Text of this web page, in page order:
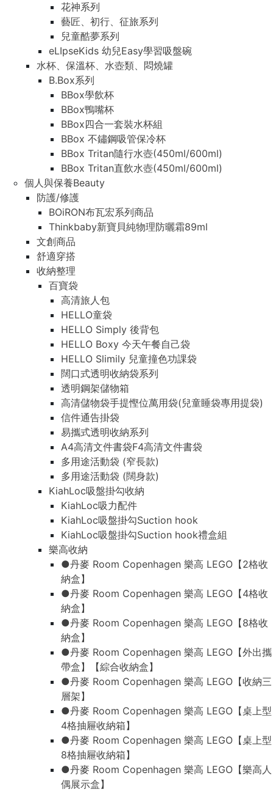
花神系列
藝匠、初行、征旅系列
兒童酷夢系列
eLIpseKids 幼兒Easy學習吸盤碗
水杯、保溫杯、水壺類、悶燒罐
B.Box系列
BBox學飲杯
BBox鴨嘴杯
BBox四合一套裝水杯組
BBox 不鏽鋼吸管保冷杯
BBox Tritan隨行水壺(450ml/600ml)
BBox Tritan直飲水壺(450ml/600ml)
個人與保養Beauty
防護/修護
BOiRON布瓦宏系列商品
Thinkbaby新寶貝純物理防曬霜89ml
文創商品
舒適穿搭
收納整理
百寶袋
高清旅人包
HELLO童袋
HELLO Simply 後背包
HELLO Boxy 今天午餐自己袋
HELLO Slimily 兒童撞色功課袋
闊口式透明收納袋系列
透明鋼架儲物箱
高清儲物袋手提慳位萬用袋(兒童睡袋專用提袋)
信件通告掛袋
易攜式透明收納系列
A4高清文件書袋F4高清文件書袋
多用途活動袋 (窄長款)
多用途活動袋 (闊身款)
KiahLoc吸盤掛勾收納
KiahLoc吸力配件
KiahLoc吸盤掛勾Suction hook
KiahLoc吸盤掛勾Suction hook禮盒組
樂高收納
●丹麥 Room Copenhagen 樂高 LEGO【2格收
納盒】
●丹麥 Room Copenhagen 樂高 LEGO【4格收
納盒】
●丹麥 Room Copenhagen 樂高 LEGO【8格收
納盒】
●丹麥 Room Copenhagen 樂高 LEGO【外出攜
帶盒】【綜合收納盒】
●丹麥 Room Copenhagen 樂高 LEGO【收納三
層架】
●丹麥 Room Copenhagen 樂高 LEGO【桌上型
4格抽屜收納箱】
●丹麥 Room Copenhagen 樂高 LEGO【桌上型
8格抽屜收納箱】
●丹麥 Room Copenhagen 樂高 LEGO【樂高人
偶展示盒】